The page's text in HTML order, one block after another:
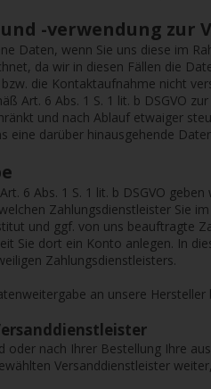
-verwendung zur
Daten, wenn Sie uns diese im
da wir in diesen Fällen die
die Kontaktaufnahme nicht
Art. 6 Abs. 1 S. 1 lit. b DSGVO
und nach Ablauf etwaiger
eine darüber hinausgehende
6 Abs. 1 S. 1 lit. b DSGVO
Zahlungsdienstleister Sie
und ggf. von uns beauftragte
Sie dort ein Konto anlegen. In
Zahlungsdienstleisters.
an unsere
oder nach Ihrer Bestellung Ihre
Versanddienstleister